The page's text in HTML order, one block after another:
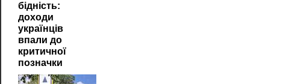
бідність:
доходи
українців
впали до
критичної
позначки